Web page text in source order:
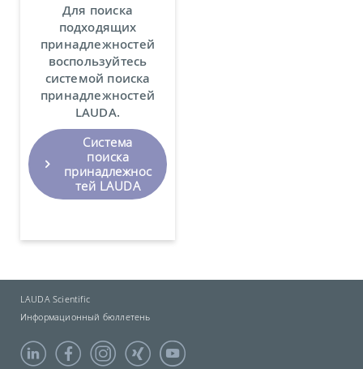
Для поиска
подходящих
принадлежностей
воспользуйтесь
системой поиска
принадлежностей
LAUDA.
Система
поиска
принадлежнос
тей LAUDA
LAUDA Scientific
Информационный бюллетень